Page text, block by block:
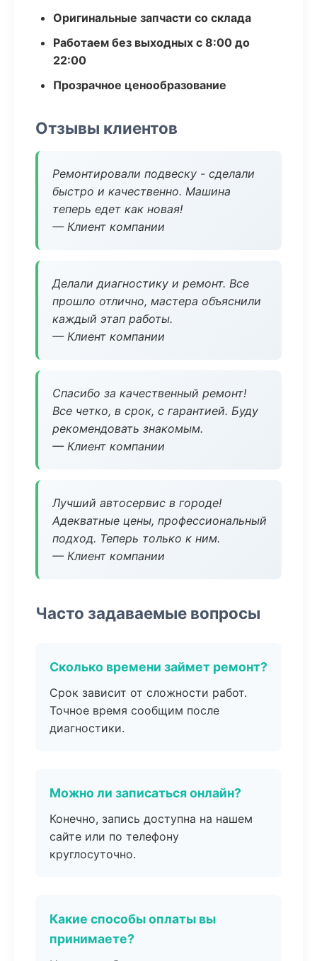
Оригинальные запчасти со склада
Работаем без выходных с 8:00 до
22:00
Прозрачное ценообразование
Отзывы клиентов
Ремонтировали подвеску - сделали
быстро и качественно. Машина
теперь едет как новая!
— Клиент компании
Делали диагностику и ремонт. Все
прошло отлично, мастера объяснили
каждый этап работы.
— Клиент компании
Спасибо за качественный ремонт!
Все четко, в срок, с гарантией. Буду
рекомендовать знакомым.
— Клиент компании
Лучший автосервис в городе!
Адекватные цены, профессиональный
подход. Теперь только к ним.
— Клиент компании
Часто задаваемые вопросы
Сколько времени займет ремонт?
Срок зависит от сложности работ.
Точное время сообщим после
диагностики.
Можно ли записаться онлайн?
Конечно, запись доступна на нашем
сайте или по телефону
круглосуточно.
Какие способы оплаты вы
принимаете?